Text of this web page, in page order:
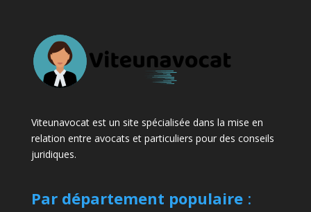
Viteunavocat est un site spécialisée dans la mise en
relation entre avocats et particuliers pour des conseils
juridiques.
Par département populaire: